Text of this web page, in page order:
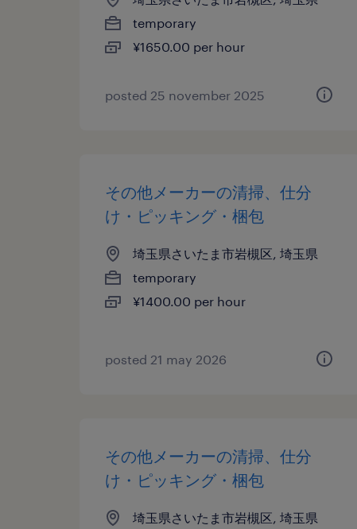
temporary
¥1650.00 per hour
posted 25 november 2025
その他メーカーの清掃、仕分
け・ピッキング・梱包
埼玉県さいたま市岩槻区, 埼玉県
temporary
¥1400.00 per hour
posted 21 may 2026
その他メーカーの清掃、仕分
け・ピッキング・梱包
埼玉県さいたま市岩槻区, 埼玉県